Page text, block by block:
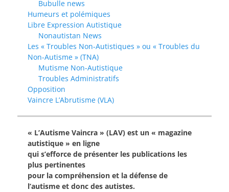
Bubulle news
Humeurs et polémiques
Libre Expression Autistique
Nonautistan News
Les « Troubles Non-Autistiques » ou « Troubles du
Non-Autisme » (TNA)
Mutisme Non-Autistique
Troubles Administratifs
Opposition
Vaincre L’Abrutisme (VLA)
« L’Autisme Vaincra » (LAV) est un « magazine
autistique » en ligne
qui s’efforce de présenter les publications les
plus pertinentes
pour la compréhension et la défense de
l’autisme et donc des autistes.